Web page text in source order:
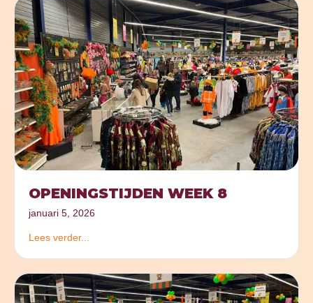
OPENINGSTIJDEN WEEK 8
januari 5, 2026
Lees verder...